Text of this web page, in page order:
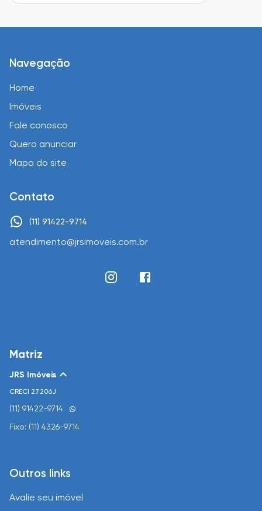
Navegação
Home
Imóveis
Fale conosco
Quero anunciar
Mapa do site
Contato
(11) 91422-9714
atendimento@jrsimoveis.com.br
Matriz
JRS Imóveis
CRECI 27.206J
(11) 91422-9714
Fixo: (11) 4326-9714
Outros links
Avalie seu imóvel